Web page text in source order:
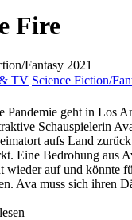
Fire
Fantasy 2021
TV Science Fiction/
Pandemie geht in Los
Schauspielerin
aufs Land
Eine Bedrohung aus
wieder auf und könnte
Ava muss sich ihren